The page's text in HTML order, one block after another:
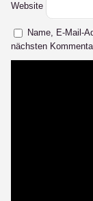
Website
Name, E-Mail-
nächsten